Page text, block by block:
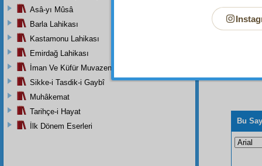
Bu
Asâ-yı Mûsâ
Barla Lahikası
Kastamonu Lahikası
Emirdağ Lahikası
İman Ve Küfür Muvazeneleri
Sikke-i Tasdik-i Gaybî
Muhâkemat
Tarihçe-i Hayat
İlk Dönem Eserleri